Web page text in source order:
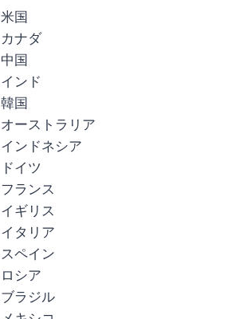
米国
カナダ
中国
インド
韓国
オーストラリア
インドネシア
ドイツ
フランス
イギリス
イタリア
スペイン
ロシア
ブラジル